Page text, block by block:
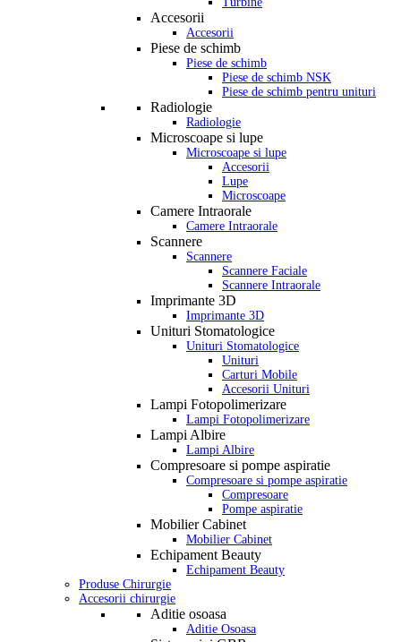
Accesorii
Accesorii
Piese de schimb
Piese de schimb
Piese de schimb NSK
Piese de schimb pentru unituri
Radiologie
Radiologie
Microscoape si lupe
Microscoape si lupe
Accesorii
Lupe
Microscoape
Camere Intraorale
Camere Intraorale
Scannere
Scannere
Scannere Faciale
Scannere Intraorale
Imprimante 3D
Imprimante 3D
Unituri Stomatologice
Unituri Stomatologice
Unituri
Carturi Mobile
Accesorii Unituri
Lampi Fotopolimerizare
Lampi Fotopolimerizare
Lampi Albire
Lampi Albire
Compresoare si pompe aspiratie
Compresoare si pompe aspiratie
Compresoare
Pompe aspiratie
Mobilier Cabinet
Mobilier Cabinet
Echipament Beauty
Echipament Beauty
Produse Chirurgie
Accesorii chirurgie
Aditie osoasa
Aditie Osoasa